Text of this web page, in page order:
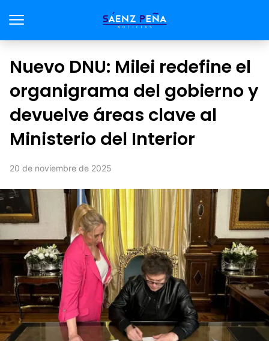
Nuevo DNU: Milei redefine el
organigrama del gobierno y
devuelve áreas clave al
Ministerio del Interior
20 de noviembre de 2025